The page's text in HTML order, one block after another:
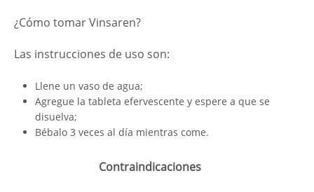
¿Cómo tomar Vinsaren?
Las instrucciones de uso son:
Llene un vaso de agua;
Agregue la tableta efervescente y espere a que se
disuelva;
Bébalo 3 veces al día mientras come.
Contraindicaciones